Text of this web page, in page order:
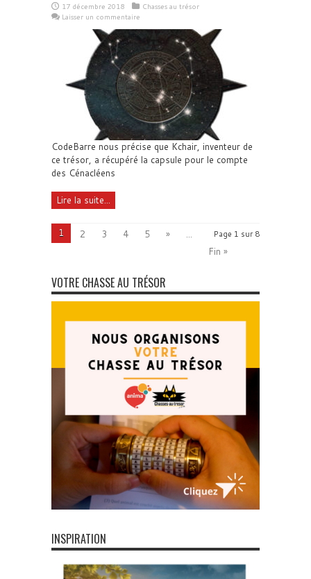
17 décembre 2018
Chasses au trésor
Laisser un commentaire
CodeBarre nous précise que Kchair, inventeur de
ce trésor, a récupéré la capsule pour le compte
des Cénacléens
Lire la suite...
Page 1 sur 8
1 2 3 4 5 »
Fin »
VOTRE CHASSE AU TRÉSOR
INSPIRATION